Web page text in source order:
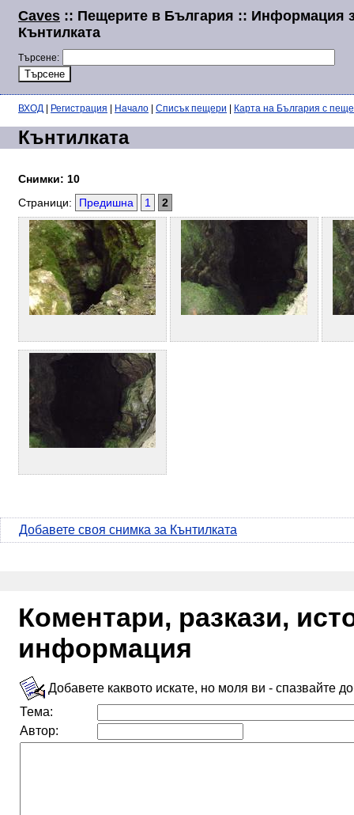
Caves :: Пещерите в България :: Информация
Кънтилката
Търсене:
ВХОД Регистрация Начало Списък пещери Карта на България с
Кънтилката
Снимки: 10
Страници:
Предишна 1 2
Добавете своя снимка за Кънтилката
Коментари, разкази,
информация
Добавете каквото искате, но моля ви - спазвайте
Тема:
Автор: